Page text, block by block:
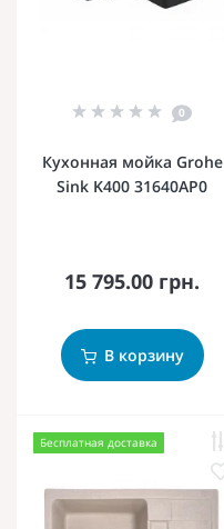
0
Кухонная мойка Grohe
Sink K400 31640AP0
15 795.00 грн.
В корзину
Бесплатная доставка